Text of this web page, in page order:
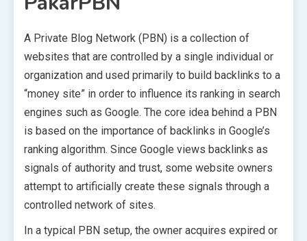
A Private Blog Network (PBN) is a collection of
websites that are controlled by a single individual or
organization and used primarily to build backlinks to a
“money site” in order to influence its ranking in search
engines such as Google. The core idea behind a PBN
is based on the importance of backlinks in Google’s
ranking algorithm. Since Google views backlinks as
signals of authority and trust, some website owners
attempt to artificially create these signals through a
controlled network of sites.
In a typical PBN setup, the owner acquires expired or